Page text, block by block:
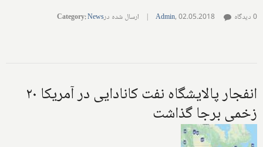
Admin,02.05.2018
| ارسال شده در Category:News 0 دیدگاه
انفجار پالایشگاه نفت کانادایی در آمریکا ۲۰
زخمی برجا گذاشت